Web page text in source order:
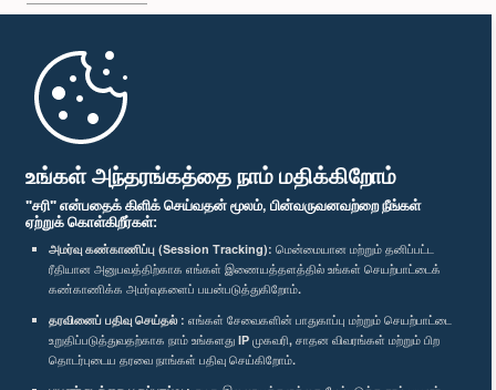
உங்கள் அந்தரங்கத்தை நாம் மதிக்கிறோம்
"சரி" என்பதைக் கிளிக் செய்வதன் மூலம், பின்வருவனவற்றை நீங்கள்
ஏற்றுக் கொள்கிறீர்கள்:
அமர்வு கண்காணிப்பு (Session Tracking): மென்மையான மற்றும் தனிப்பட்ட
ரீதியான அனுபவத்திற்காக எங்கள் இணையத்தளத்தில் உங்கள் செயற்பாட்டைக்
கண்காணிக்க அமர்வுகளைப் பயன்படுத்துகிறோம்.
தரவினைப் பதிவு செய்தல் : எங்கள் சேவைகளின் பாதுகாப்பு மற்றும் செயற்பாட்டை
உறுதிப்படுத்துவதற்காக நாம் உங்களது IP முகவரி, சாதன விவரங்கள் மற்றும் பிற
தொடர்புடைய தரவை நாங்கள் பதிவு செய்கிறோம்.
முதற்பக்கம்
பாராளுமன்ற கையடக்க செயலி
எம்மை பின்தொடர்க :
விருதுகள்